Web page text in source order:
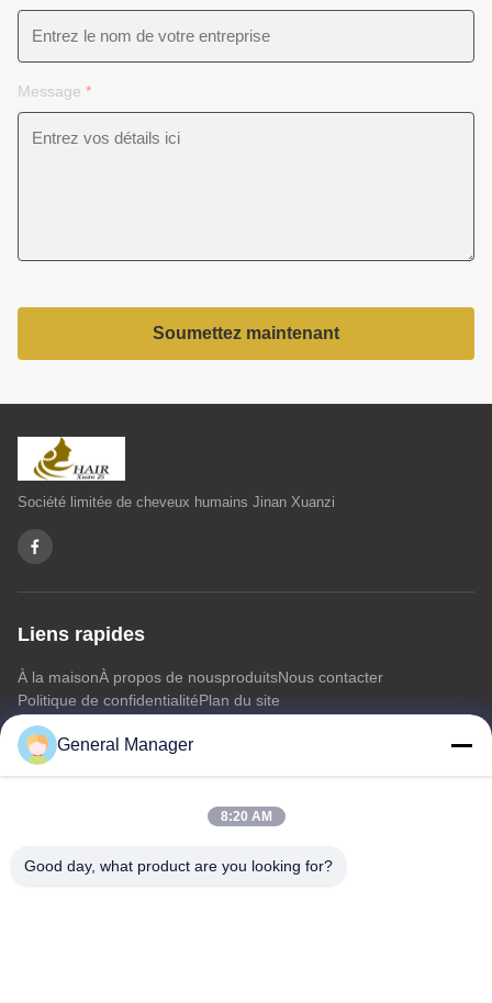
Message *
Soumettez maintenant
Société limitée de cheveux humains Jinan Xuanzi
Liens rapides
À la maisonÀ propos de nousproduitsNous contacter
Politique de confidentialitéPlan du site
Nous contacter
Adresse: Rue Xingfu, district de Licheng, ville de Jinan,
General Manager
8:20 AM
Good day, what product are you looking for?